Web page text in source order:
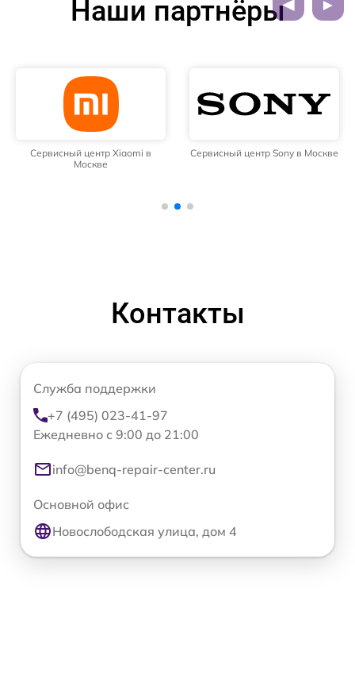
Наши партнёры
Сервисный центр Xiaomi в
Москве
Сервисный центр Sony в Москве
Контакты
Служба поддержки
+7 (495) 023-41-97
Ежедневно с 9:00 до 21:00
info@benq-repair-center.ru
Основной офис
Новослободская улица, дом 4